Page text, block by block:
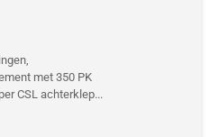
met 350 PK
CSL achterklep...